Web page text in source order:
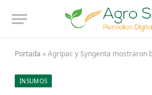
Portada »Agripac y Syngenta mostraron buenos
INSUMOS